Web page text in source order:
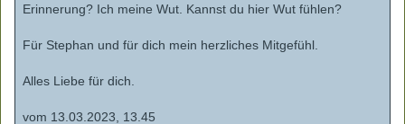
Erinnerung? Ich meine Wut. Kannst du hier Wut fühlen?
Für Stephan und für dich mein herzliches Mitgefühl.
Alles Liebe für dich.
vom 13.03.2023, 13.45